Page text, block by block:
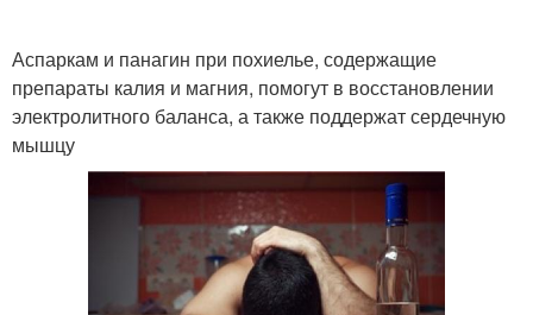
Аспаркам и панагин при похиелье, содержащие
препараты калия и магния, помогут в восстановлении
электролитного баланса, а также поддержат сердечную
мышцу